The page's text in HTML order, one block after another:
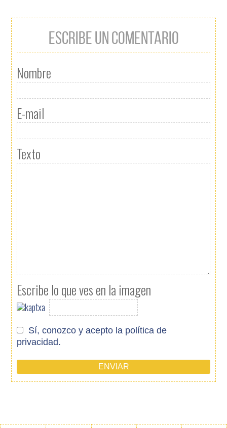
ESCRIBE UN COMENTARIO
Nombre
E-mail
Texto
Escribe lo que ves en la imagen
Sí, conozco y acepto la política de
privacidad.